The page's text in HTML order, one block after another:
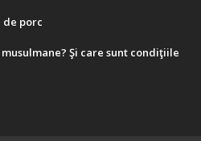
porc
Şi care sunt condiţiile